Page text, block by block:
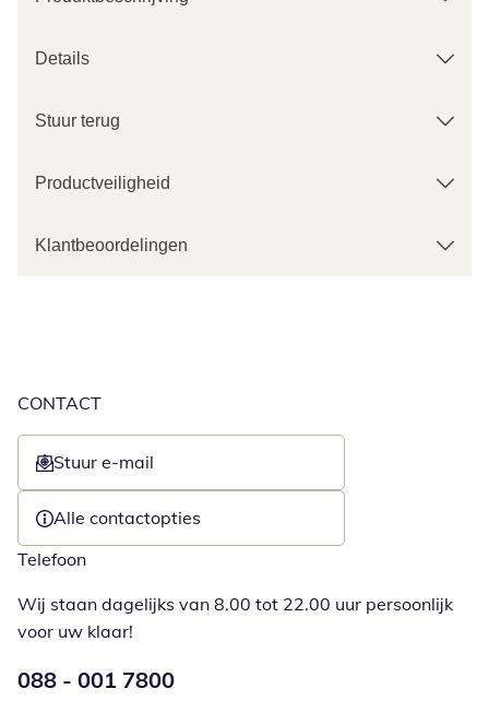
Details
Stuur terug
Productveiligheid
Klantbeoordelingen
CONTACT
Stuur e-mail
Opent e-mailclient
Alle contactopties
Telefoon
Wij staan dagelijks van 8.00 tot 22.00 uur persoonlijk
voor uw klaar!
Telefoonnummer:
088 - 001 7800